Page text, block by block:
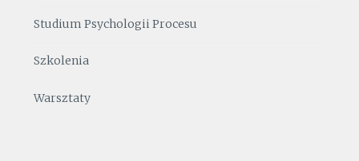
Studium Psychologii Procesu
Szkolenia
Warsztaty